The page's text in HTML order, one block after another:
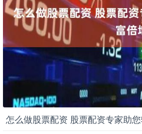
怎么做股票配资 股票配资专家助